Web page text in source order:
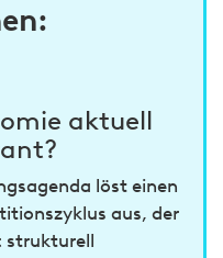
aktuell
löst einen
aus, der
strukturell